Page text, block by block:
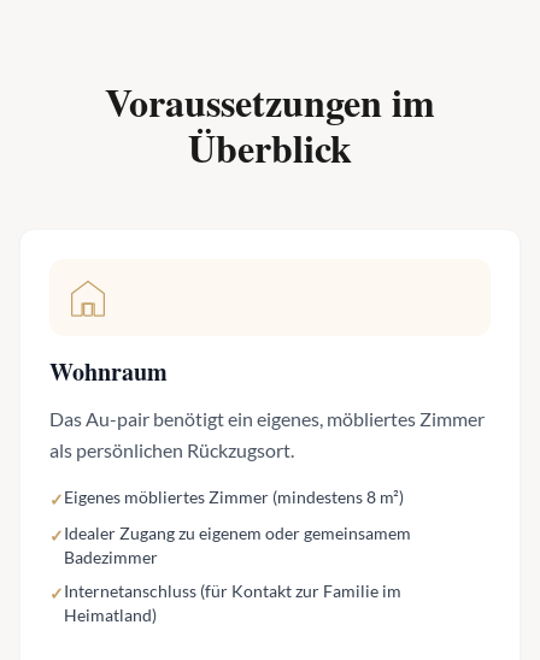
Voraussetzungen im
Überblick
Wohnraum
Das Au-pair benötigt ein eigenes, möbliertes Zimmer
als persönlichen Rückzugsort.
✓Eigenes möbliertes Zimmer (mindestens 8 m²)
✓Idealer Zugang zu eigenem oder gemeinsamem
Badezimmer
✓Internetanschluss (für Kontakt zur Familie im
Heimatland)